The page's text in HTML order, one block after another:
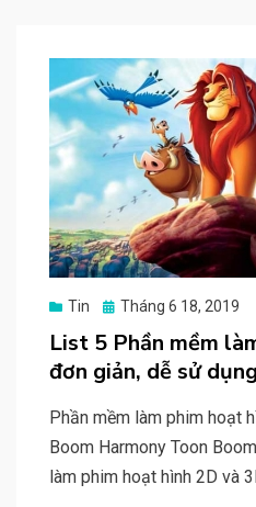
Tin
Posted
Tháng 6 18, 2019
List 5 Phần mềm
đơn giản, dễ sử
Phần mềm làm phim hoạt
Boom Harmony Toon
làm phim hoạt hình 2D và